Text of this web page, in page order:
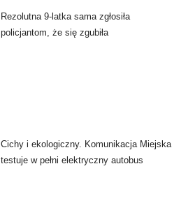
Rezolutna 9-latka sama zgłosiła
policjantom, że się zgubiła
Cichy i ekologiczny. Komunikacja Miejska
testuje w pełni elektryczny autobus